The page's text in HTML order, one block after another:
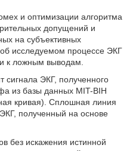
и оптимизации алгоритма
допущений и
на субъективных
об исследуемом процессе ЭКГ
к ложным выводам.
сигнала ЭКГ, полученного
из базы данных MIT-BIH
кривая). Сплошная линия
полученный на основе
без искажения истинной